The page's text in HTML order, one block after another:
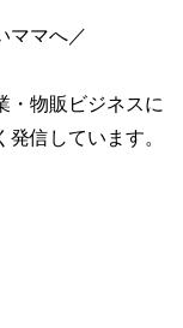
ママへ／
・物販ビジネスに
信しています。